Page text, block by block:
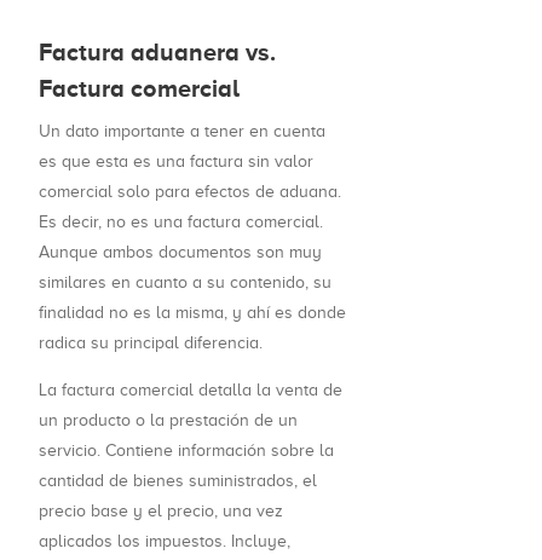
Factura aduanera vs.
Factura comercial
Un dato importante a tener en cuenta
es que esta es una factura sin valor
comercial solo para efectos de aduana.
Es decir, no es una factura comercial.
Aunque ambos documentos son muy
similares en cuanto a su contenido, su
finalidad no es la misma, y ahí es donde
radica su principal diferencia.
La factura comercial detalla la venta de
un producto o la prestación de un
servicio. Contiene información sobre la
cantidad de bienes suministrados, el
precio base y el precio, una vez
aplicados los impuestos. Incluye,